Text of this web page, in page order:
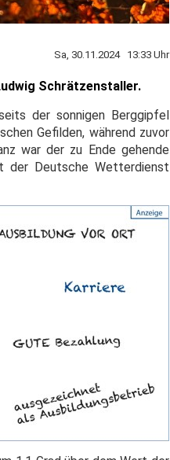
Sa, 30.11.2024 13:33 Uhr
Schrätzenstaller.
der sonnigen Berggipfel
Gefilden, während zuvor
war der zu Ende gehende
der Deutsche Wetterdienst